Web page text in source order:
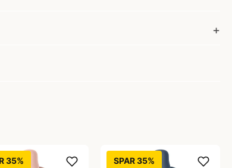
35% SPAR 35%